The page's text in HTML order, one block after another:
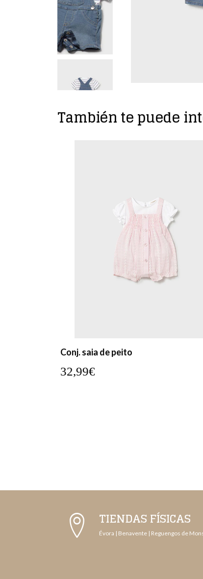
También te puede
Conj. saia de peito
32,99€
TIENDAS FÍSICAS
Évora | Benavente | Reguengos de